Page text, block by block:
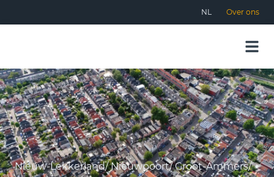
NL Over ons
Nieuw-Lekkerland/ Nieuwpoort/ Groot-Ammers/